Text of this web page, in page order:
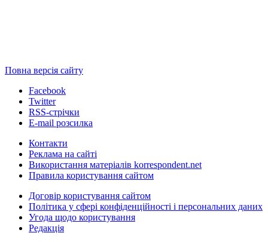
Повна версія сайту
Facebook
Twitter
RSS-стрічки
E-mail розсилка
Контакти
Реклама на сайті
Використання матеріалів korrespondent.net
Правила користування сайтом
Договір користування сайтом
Політика у сфері конфіденційності і персональних даних
Угода щодо користування
Редакція